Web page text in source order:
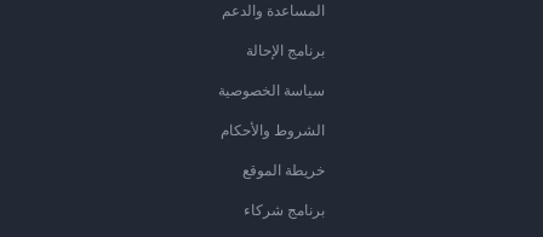
المساعدة والدعم
برنامج الإحالة
سياسة الخصوصية
الشروط والأحكام
خريطة الموقع
برنامج شركاء